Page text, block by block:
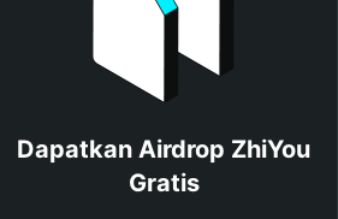
Dapatkan Airdrop ZhiYou
Gratis